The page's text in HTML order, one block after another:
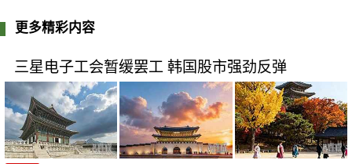
更多精彩内容
三星电子工会暂缓罢工 韩国股市强劲反弹